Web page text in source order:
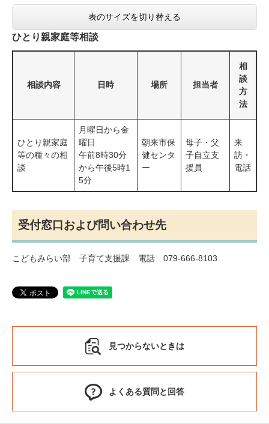
表のサイズを切り替える
ひとり親家庭等相談
相談内容 日時 場所 担当者
相
談
方
法
ひとり親家庭
等の種々の相
談
月曜日から金
曜日
午前8時30分
から午後5時1
5分
朝来市保
健センタ
ー
母子・父
子自立支
援員
来
訪・
電話
受付窓口および問い合わせ先
こどもみらい部 子育て支援課 電話 079-666-8103
見つからないときは
よくある質問と回答